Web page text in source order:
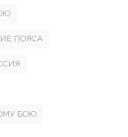
ПОЯСА
БОЮ